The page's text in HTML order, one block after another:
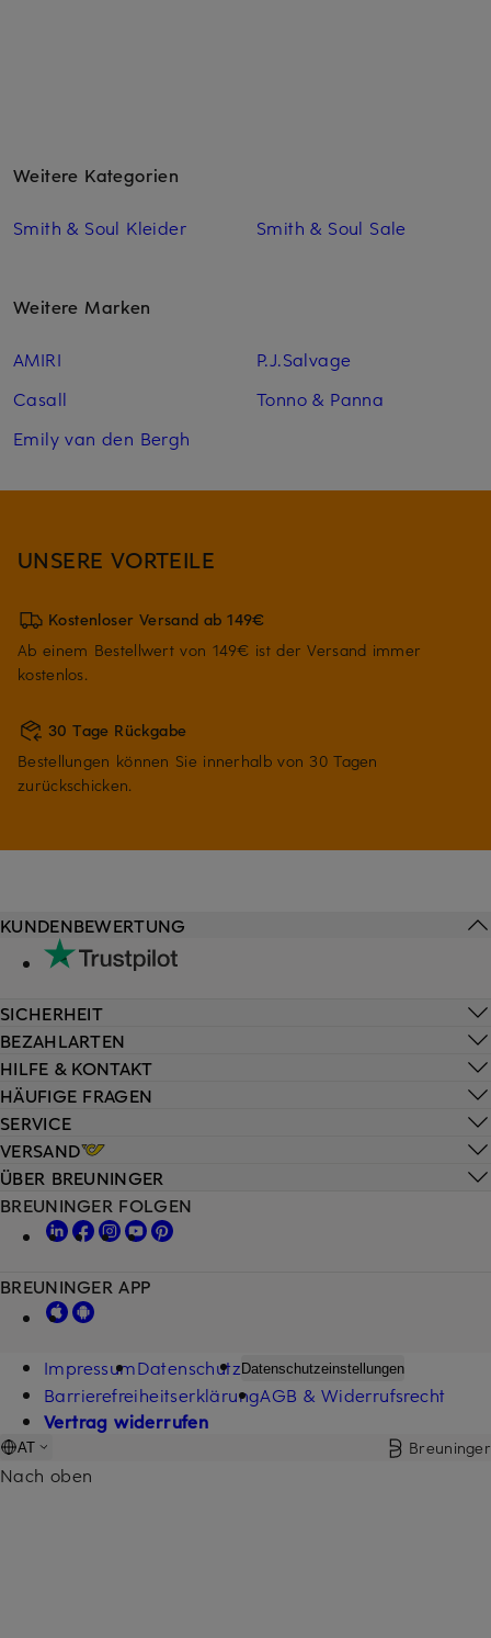
Weitere Kategorien
Smith & Soul Kleider Smith & Soul Sale
Weitere Marken
AMIRI
Casall
Emily van den Bergh
P.J.Salvage
Tonno & Panna
UNSERE VORTEILE
Kostenloser Versand ab 149€
Ab einem Bestellwert von 149€ ist der Versand immer
kostenlos.
30 Tage Rückgabe
Bestellungen können Sie innerhalb von 30 Tagen
zurückschicken.
HILFE & KONTAKT
HÄUFIGE FRAGEN
SERVICE
VERSAND
KUNDENBEWERTUNG
SICHERHEIT
BEZAHLARTEN
ÜBER BREUNINGER
BREUNINGER FOLGEN
BREUNINGER APP
ImpressumDatenschutzDatenschutzeinstellungen
BarrierefreiheitserklärungAGB & Widerrufsrecht
Vertrag widerrufen
AT Breuninger
Nach oben